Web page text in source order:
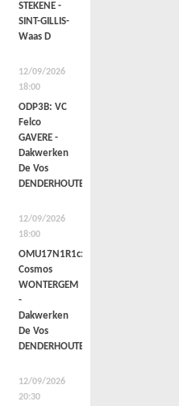
STEKENE -
SINT-GILLIS-
Waas D
12/09/2026
18:00
ODP3B: VC
Felco
GAVERE -
Dakwerken
De Vos
DENDERHOUTEM
12/09/2026
18:00
OMU17N1R1c:
Cosmos
WONTERGEM
-
Dakwerken
De Vos
DENDERHOUTEM
12/09/2026
20:30